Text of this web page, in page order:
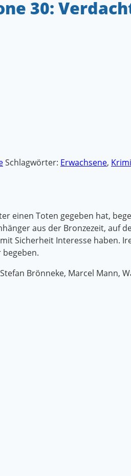
30:
Schlagwörter: Erwachsene, Krimi
einen Toten gegeben hat,
aus der Bronzezeit, auf
Sicherheit Interesse haben.
Brönneke, Marcel Mann,